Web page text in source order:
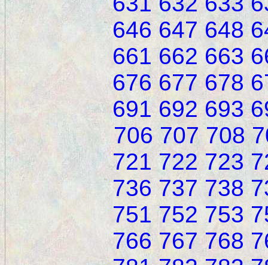
646 647 648
661 662 663
676 677 678
691 692 693
706 707 708
721 722 723
736 737 738
751 752 753
766 767 768